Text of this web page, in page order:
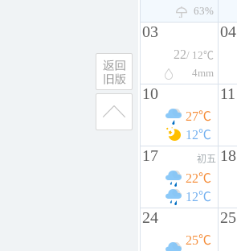
63%
03
22/ 12℃
4mm
04
10
27℃
12℃
11
17 初五
22℃
12℃
18
24
25℃
25